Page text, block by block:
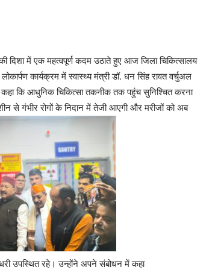
में एक महत्वपूर्ण कदम उठाते हुए आज जिला चिकित्सालय
कार्यक्रम में स्वास्थ्य मंत्री डॉ. धन सिंह रावत वर्चुअल
कहा कि आधुनिक चिकित्सा तकनीक तक पहुंच सुनिश्चित करना
से गंभीर रोगों के निदान में तेजी आएगी और मरीजों को अब
उपस्थित रहे। उन्होंने अपने संबोधन में कहा